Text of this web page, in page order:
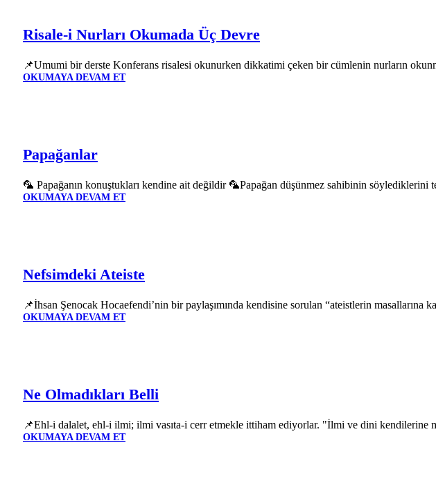
Risale-i Nurları Okumada Üç Devre
📌Umumi bir derste Konferans risalesi okunurken dikkatimi çeken bir cümlenin nurların
OKUMAYA DEVAM ET
Papağanlar
🦜 Papağanın konuştukları kendine ait değildir 🦜Papağan düşünmez sahibinin söylediklerini
OKUMAYA DEVAM ET
Nefsimdeki Ateiste
📌İhsan Şenocak Hocaefendi’nin bir paylaşımında kendisine sorulan “ateistlerin masallarına
OKUMAYA DEVAM ET
Ne Olmadıkları Belli
📌Ehl-i dalalet, ehl-i ilmi; ilmi vasıta-i cerr etmekle ittiham ediyorlar. "İlmi ve dini kendilerine
OKUMAYA DEVAM ET